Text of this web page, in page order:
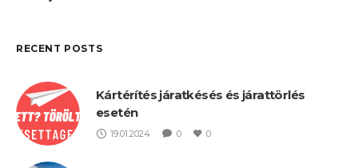
RECENT POSTS
Kártérítés járatkésés és járattörlés
esetén
19.01.2024 0 0